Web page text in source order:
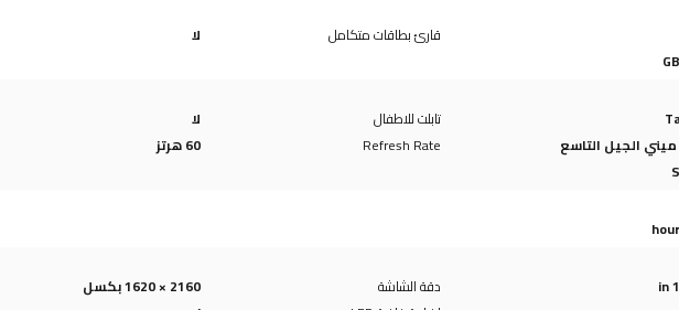
قارئ بطاقات متكامل
لا
تابلت للاطفال
لا
ميني الجيل التاسع Refresh Rate
60 هرتز
دقة الشاشة
2160 × 1620 بكسل